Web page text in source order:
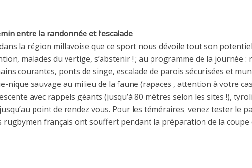
entre la randonnée et l’escalade
la région millavoise que ce sport nous dévoile tout son
malades du vertige, s’abstenir ! ; au programme de la journée :
courantes, ponts de singe, escalade de parois sécurisées et
nique sauvage au milieu de la faune (rapaces , attention à votre
avec rappels géants (jusqu’à 80 mètres selon les sites !),
point de rendez vous. Pour les téméraires, venez tester le
rugbymen français ont souffert pendant la préparation de la coupe